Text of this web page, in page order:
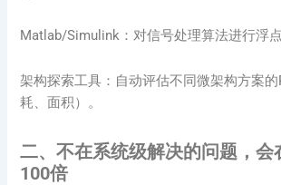
Matlab/Simulink：对信号处理算法进行浮点
架构探索工具：自动评估不同微架构方案的
耗、面积）。
二、不在系统级解决的问题，会
100倍